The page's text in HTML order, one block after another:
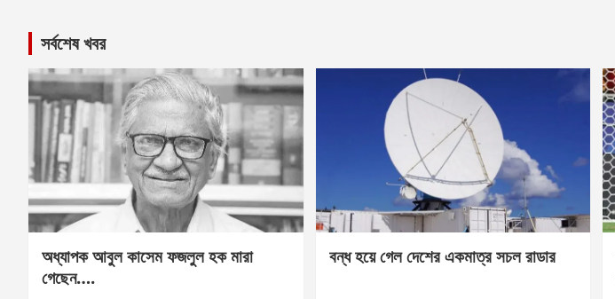
সর্বশেষ খবর
অধ্যাপক আবুল কাসেম ফজলুল হক মারা
গেছেন….
বন্ধ হয়ে গেল দেশের একমাত্র সচল রাডার